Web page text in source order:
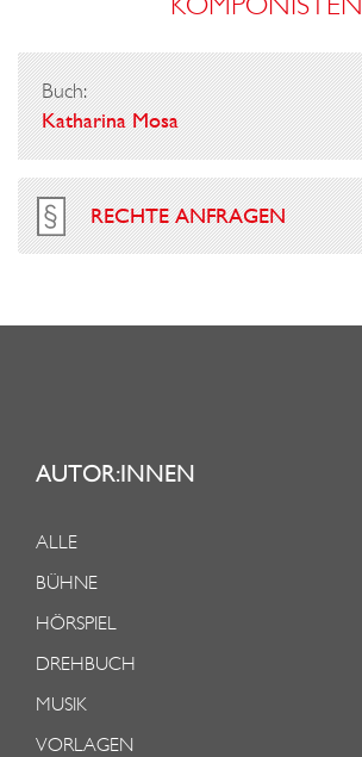
Buch:
Katharina Mosa
RECHTE ANFRAGEN
AUTOR:INNEN
ALLE
BÜHNE
HÖRSPIEL
DREHBUCH
MUSIK
VORLAGEN